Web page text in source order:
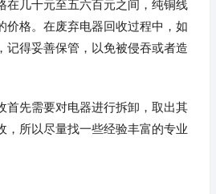
在几十元至五六百元之间，纯铜线
价格。在废弃电器回收过程中，如
记得妥善保管，以免被侵吞或者造
首先需要对电器进行拆卸，取出其
，所以尽量找一些经验丰富的专业